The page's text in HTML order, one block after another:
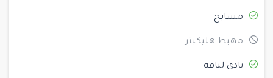
مسابح
مهبط هليكبتر
نادي لياقة